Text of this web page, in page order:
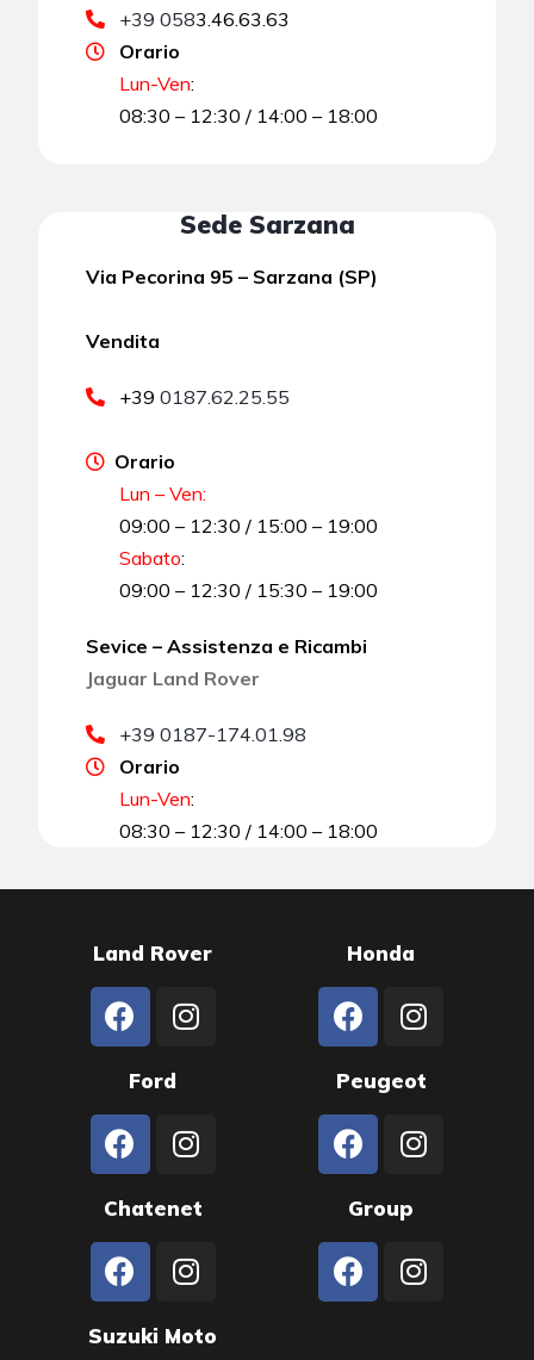
+39 0583.46.63.63
Orario
Lun-Ven:
08:30 – 12:30 / 14:00 – 18:00
Sede Sarzana
Via Pecorina 95 – Sarzana (SP)
Vendita
+390187.62.25.55
Orario
Lun – Ven:
09:00 – 12:30 / 15:00 – 19:00
Sabato:
09:00 – 12:30 / 15:30 – 19:00
Sevice – Assistenza e Ricambi
Jaguar Land Rover
+39 0187-174.01.98
Orario
Lun-Ven:
08:30 – 12:30 / 14:00 – 18:00
Land Rover Honda
Ford Peugeot
Chatenet Group
Suzuki Moto